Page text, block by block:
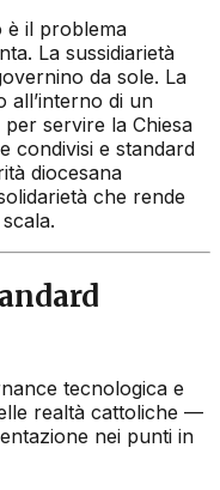
è il problema
La sussidiarietà
da sole. La
all’interno di un
servire la Chiesa
condivisi e standard
diocesana
che rende
tecnologica e
realtà cattoliche —
nei punti in